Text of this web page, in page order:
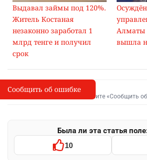
Выдавал займы под 120%.
Житель Костаная
незаконно заработал 1
млрд тенге и получил
срок
Алматы
вышла
I
Сообщить об опечатке
Выделите фрагмент и нажмите «Сообщить
Была ли эта статья
10
Сообщить об ошибке